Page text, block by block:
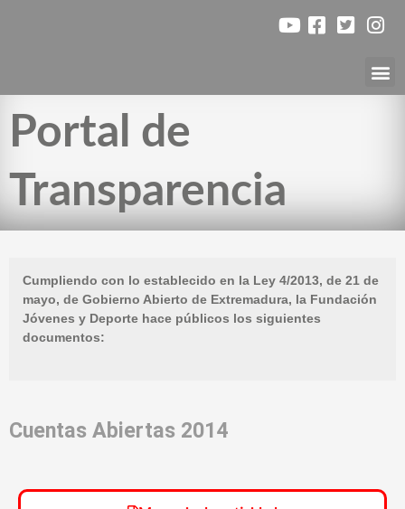
Portal de
Transparencia
Cumpliendo con lo establecido en la Ley 4/2013, de 21 de
mayo, de Gobierno Abierto de Extremadura, la Fundación
Jóvenes y Deporte hace públicos los siguientes
documentos:
Cuentas Abiertas 2014